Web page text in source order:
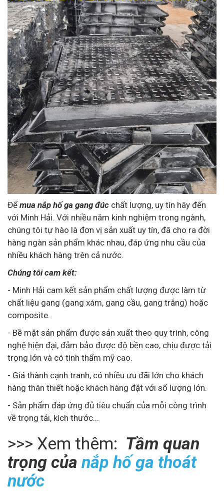
Để mua nắp hố ga gang đúc chất lượng, uy tín hãy đến
với Minh Hải. Với nhiều năm kinh nghiệm trong ngành,
chúng tôi tự hào là đơn vị sản xuất uy tín, đã cho ra đời
hàng ngàn sản phẩm khác nhau, đáp ứng nhu cầu của
nhiều khách hàng trên cả nước.
Chúng tôi cam kết:
- Minh Hải cam kết sản phẩm chất lượng được làm từ
chất liệu gang (gang xám, gang cầu, gang trắng) hoặc
composite.
- Bề mặt sản phẩm được sản xuất theo quy trình, công
nghệ hiện đại, đảm bảo được độ bền cao, chịu được tải
trọng lớn và có tính thẩm mỹ cao.
- Giá thành cạnh tranh, có nhiều ưu đãi lớn cho khách
hàng thân thiết hoặc khách hàng đặt với số lượng lớn.
- Sản phẩm đáp ứng đủ tiêu chuẩn của mỗi công trình
về trọng tải, kích thước...
>>> Xem thêm: Tầm quan
trọng của nắp hố ga thoát
nước